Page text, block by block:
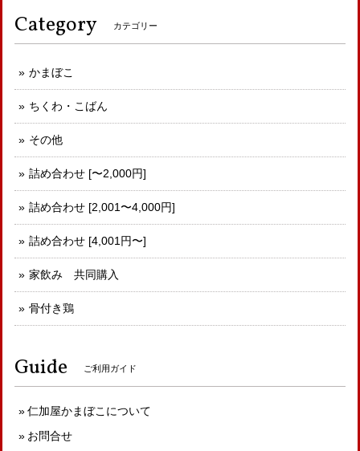
Category カテゴリー
かまぼこ
ちくわ・こばん
その他
詰め合わせ [〜2,000円]
詰め合わせ [2,001〜4,000円]
詰め合わせ [4,001円〜]
家飲み 共同購入
骨付き鶏
Guide ご利用ガイド
仁加屋かまぼこについて
お問合せ